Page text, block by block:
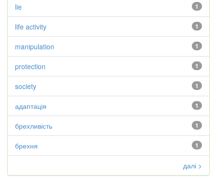
1
lie
1
life activity
1
manipulation
1
protection
1
society
1
адаптація
1
брехливість
1
брехня
далі >